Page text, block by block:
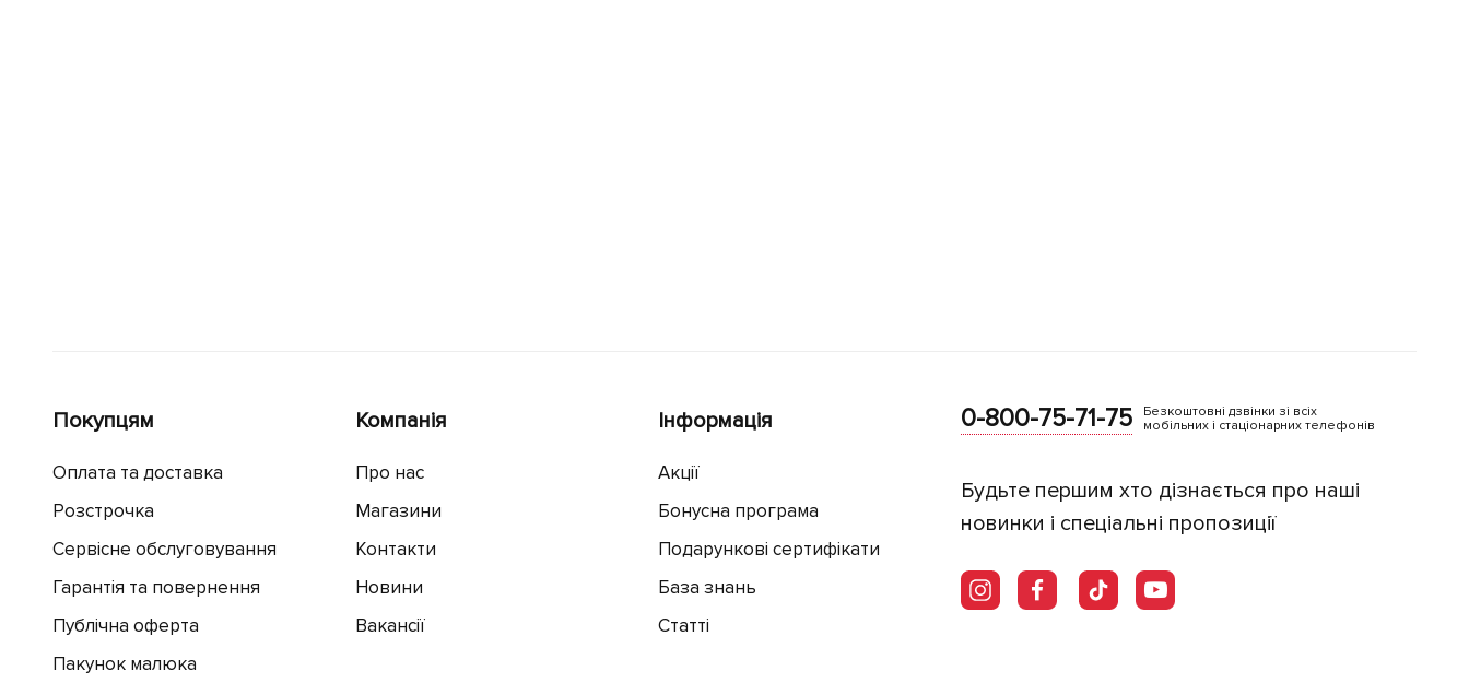
Покупцям
Оплата та доставка
Розстрочка
Сервісне обслуговування
Гарантія та повернення
Публічна оферта
Пакунок малюка
Компанія
Про нас
Магазини
Контакти
Новини
Вакансії
Інформація
Акції
Бонусна програма
Подарункові сертифікати
База знань
Статті
0-800-75-71-75
Безкоштовні дзвінки зі всіх
мобільних і стаціонарних телефонів
Будьте першим хто дізнається про наші
новинки і спеціальні пропозиції